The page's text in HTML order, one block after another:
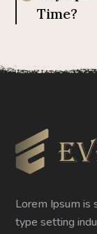
Time?
Lorem Ipsum is
type setting